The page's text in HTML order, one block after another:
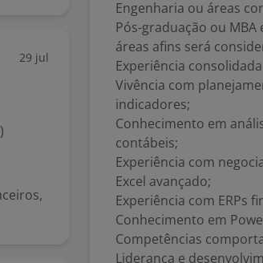
29 jul
Engenharia ou áreas
Pós-graduação ou
áreas afins será
Experiência
Vivência com
indicadores;
Conhecimento em
contábeis;
Experiência com
Excel avançado;
Experiência com ERPs
Conhecimento em
Competências
Liderança e